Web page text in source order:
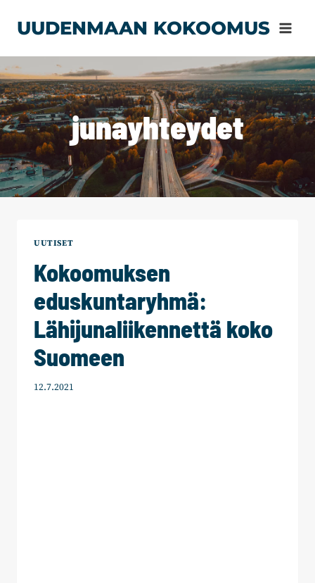
sisältöön
UUDENMAAN KOKOOMUS
junayhteydet
UUTISET
Kokoomuksen
eduskuntaryhmä:
Lähijunaliikennettä koko
Suomeen
12.7.2021